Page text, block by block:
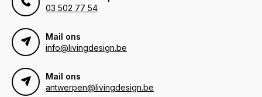
03 502 77 54
Mail ons
info@livingdesign.be
Mail ons
antwerpen@livingdesign.be